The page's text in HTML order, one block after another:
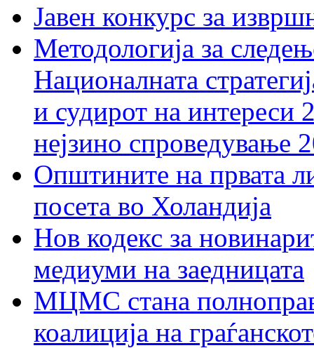
Јавен конкурс за
Методологија за
Националната
и судирот на интереси
нејзино спроведување
Општините на првата
посета во Холандија
Нов кодекс за
медиуми на заедницата
МЦМС стана
коалиција на